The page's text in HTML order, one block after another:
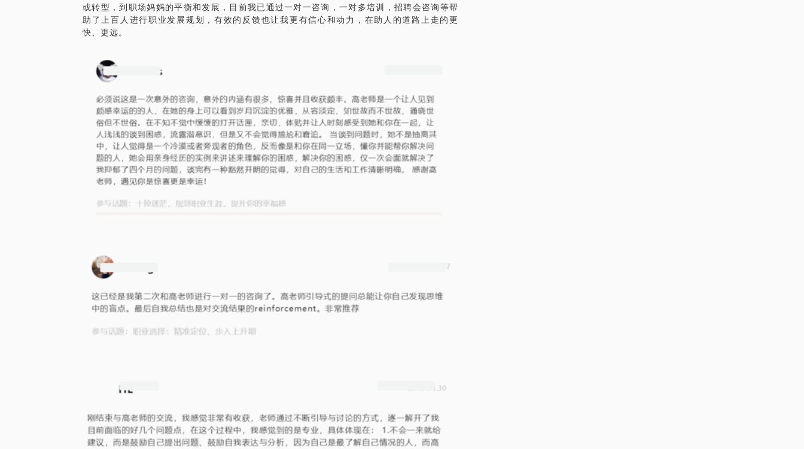
或转型，到职场妈妈的平衡和发展，目前我已通过一对一咨询，一对多培训，招聘会咨询等帮
助了上百人进行职业发展规划，有效的反馈也让我更有信心和动力，在助人的道路上走的更
快、更远。